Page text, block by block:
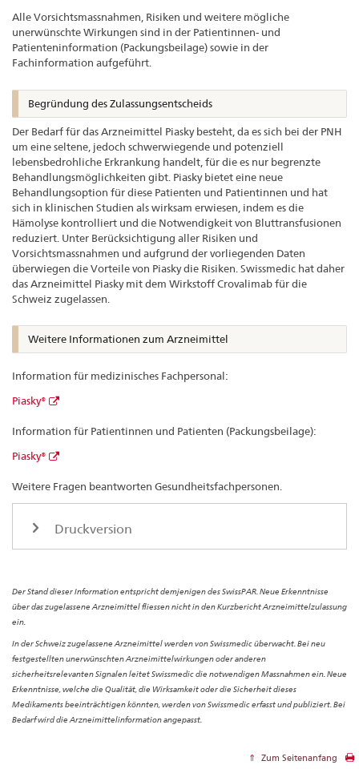
Alle Vorsichtsmassnahmen, Risiken und weitere mögliche
unerwünschte Wirkungen sind in der Patientinnen- und
Patienteninformation (Packungsbeilage) sowie in der
Fachinformation aufgeführt.
Begründung des Zulassungsentscheids
Der Bedarf für das Arzneimittel Piasky besteht, da es sich bei der PNH
um eine seltene, jedoch schwerwiegende und potenziell
lebensbedrohliche Erkrankung handelt, für die es nur begrenzte
Behandlungsmöglichkeiten gibt. Piasky bietet eine neue
Behandlungsoption für diese Patienten und Patientinnen und hat
sich in klinischen Studien als wirksam erwiesen, indem es die
Hämolyse kontrolliert und die Notwendigkeit von Bluttransfusionen
reduziert. Unter Berücksichtigung aller Risiken und
Vorsichtsmassnahmen und aufgrund der vorliegenden Daten
überwiegen die Vorteile von Piasky die Risiken. Swissmedic hat daher
das Arzneimittel Piasky mit dem Wirkstoff Crovalimab für die
Schweiz zugelassen.
Weitere Informationen zum Arzneimittel
Information für medizinisches Fachpersonal:
Piasky®
Information für Patientinnen und Patienten (Packungsbeilage):
Piasky®
Weitere Fragen beantworten Gesundheitsfachpersonen.
Druckversion
Der Stand dieser Information entspricht demjenigen des SwissPAR. Neue Erkenntnisse
über das zugelassene Arzneimittel fliessen nicht in den Kurzbericht Arzneimittelzulassung
ein.
In der Schweiz zugelassene Arzneimittel werden von Swissmedic überwacht. Bei neu
festgestellten unerwünschten Arzneimittelwirkungen oder anderen
sicherheitsrelevanten Signalen leitet Swissmedic die notwendigen Massnahmen ein. Neue
Erkenntnisse, welche die Qualität, die Wirksamkeit oder die Sicherheit dieses
Medikaments beeinträchtigen könnten, werden von Swissmedic erfasst und publiziert. Bei
Bedarf wird die Arzneimittelinformation angepasst.
Zum Seitenanfang